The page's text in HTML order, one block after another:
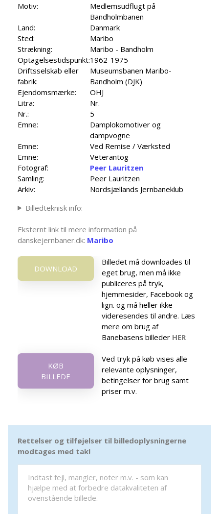
Motiv:
Medlemsudflugt på
Bandholmbanen
Land:
Danmark
Sted:
Maribo
Strækning:
Maribo - Bandholm
Optagelsestidspunkt:1962-1975
Driftsselskab eller
fabrik:
Museumsbanen Maribo-
Bandholm (DJK)
Ejendomsmærke:
OHJ
Litra:
Nr.
Nr.:
5
Emne:
Damplokomotiver og
dampvogne
Emne:
Ved Remise / Værksted
Emne:
Veterantog
Fotograf:
Peer Lauritzen
Samling:
Peer Lauritzen
Arkiv:
Nordsjællands Jernbaneklub
Billedteknisk info:
Eksternt link til mere information på
danskejernbaner.dk: Maribo
DOWNLOAD
Billedet må downloades til
eget brug, men må ikke
publiceres på tryk,
hjemmesider, Facebook og
lign. og må heller ikke
videresendes til andre. Læs
mere om brug af
Banebasens billeder HER
KØB
BILLEDE
Ved tryk på køb vises alle
relevante oplysninger,
betingelser for brug samt
priser m.v.
Rettelser og tilføjelser til billedoplysningerne
modtages med tak!